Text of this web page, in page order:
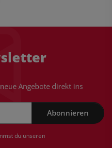
Angebote direkt ins
Abonnieren
du unseren